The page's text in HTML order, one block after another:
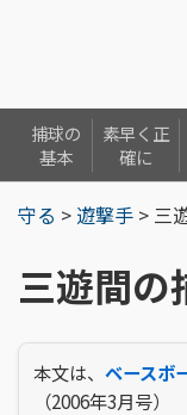
捕球の
基本
素早く正
確に
守る > 遊撃手 > 三
三遊間の
本文は、 ベースボ
（2006年3月号）